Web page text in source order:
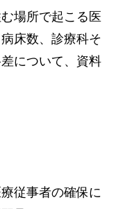
場所で起こる医
床数、診療科そ
について、資料
従事者の確保に